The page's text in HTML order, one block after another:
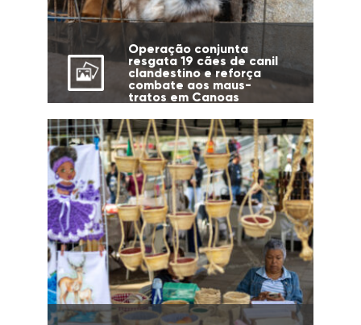
Operação conjunta
resgata 19 cães de canil
clandestino e reforça
combate aos maus-
tratos em Canoas